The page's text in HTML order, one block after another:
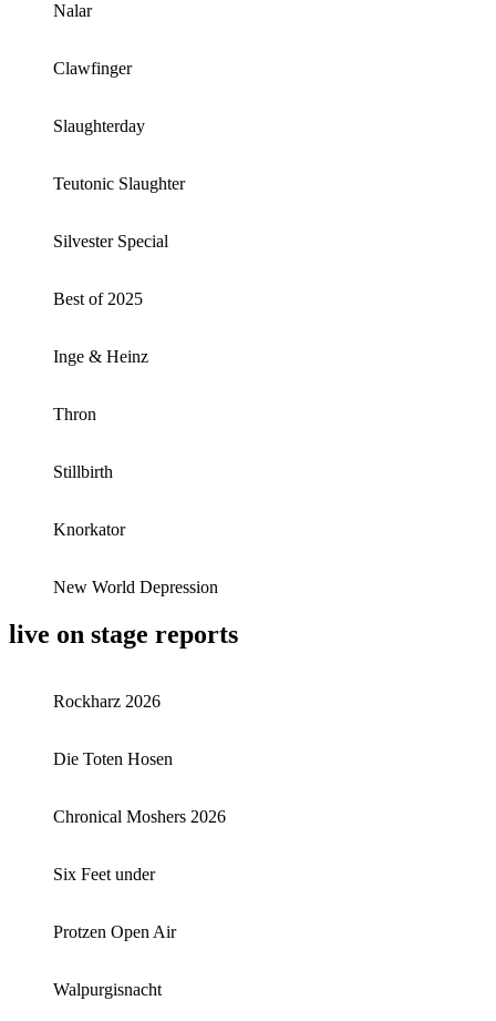
Nalar
Clawfinger
Slaughterday
Teutonic Slaughter
Silvester Special
Best of 2025
Inge & Heinz
Thron
Stillbirth
Knorkator
New World Depression
live on stage reports
Rockharz 2026
Die Toten Hosen
Chronical Moshers 2026
Six Feet under
Protzen Open Air
Walpurgisnacht